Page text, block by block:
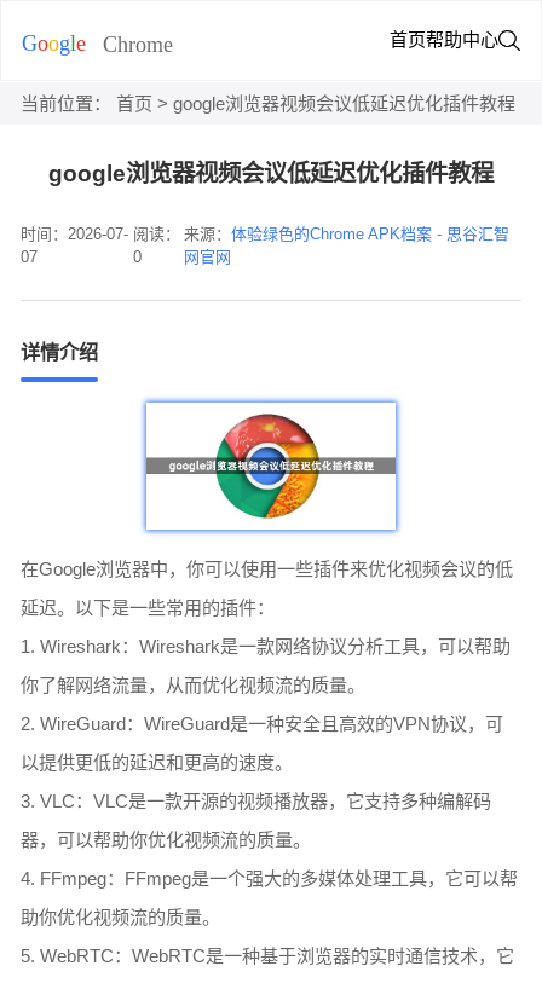
首页帮助中心
当前位置： 首页 > google浏览器视频会议低延迟优化插件教程
google浏览器视频会议低延迟优化插件教程
时间：2026-07-
07
阅读：
0
来源：体验绿色的Chrome APK档案 - 思谷汇智
网官网
详情介绍
在Google浏览器中，你可以使用一些插件来优化视频会议的低
延迟。以下是一些常用的插件：
1. Wireshark：Wireshark是一款网络协议分析工具，可以帮助
你了解网络流量，从而优化视频流的质量。
2. WireGuard：WireGuard是一种安全且高效的VPN协议，可
以提供更低的延迟和更高的速度。
3. VLC：VLC是一款开源的视频播放器，它支持多种编解码
器，可以帮助你优化视频流的质量。
4. FFmpeg：FFmpeg是一个强大的多媒体处理工具，它可以帮
助你优化视频流的质量。
5. WebRTC：WebRTC是一种基于浏览器的实时通信技术，它